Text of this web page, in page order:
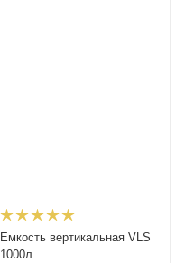
Емкость вертикальная VLS
1000л